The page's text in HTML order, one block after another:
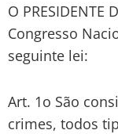
O PRESIDENTE
Congresso
seguinte lei:
Art. 1o São
crimes, todos